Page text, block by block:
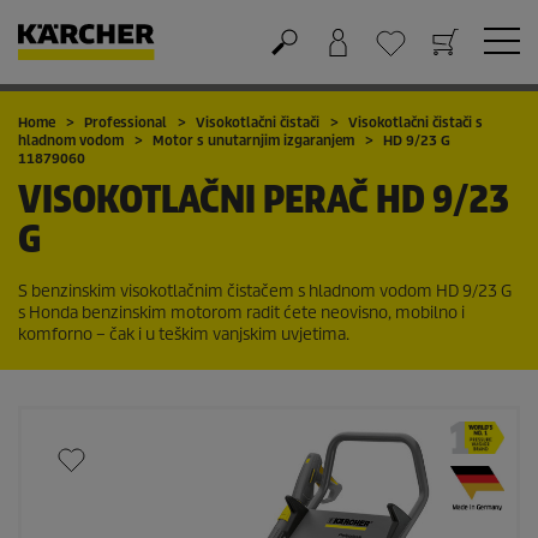
Košarica
Lista želja
Home Professional Visokotlačni čistači
Visokotlačni čistači s
hladnom vodom
Motor s unutarnjim izgaranjem
HD 9/23 G
11879060
VISOKOTLAČNI PERAČ HD 9/23
G
S benzinskim visokotlačnim čistačem s hladnom vodom HD 9/23 G
s Honda benzinskim motorom radit ćete neovisno, mobilno i
komforno – čak i u teškim vanjskim uvjetima.